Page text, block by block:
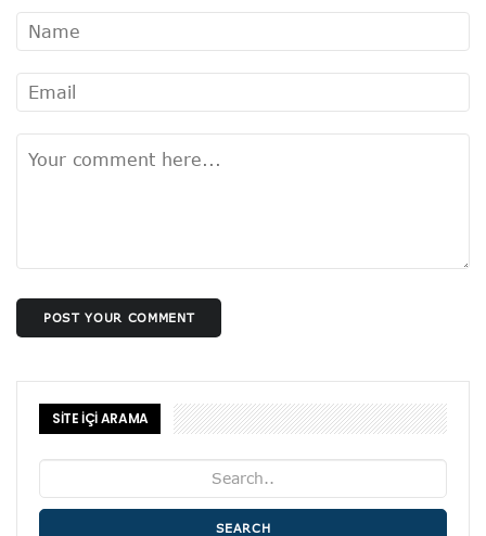
POST YOUR COMMENT
SİTE İÇİ ARAMA
SEARCH